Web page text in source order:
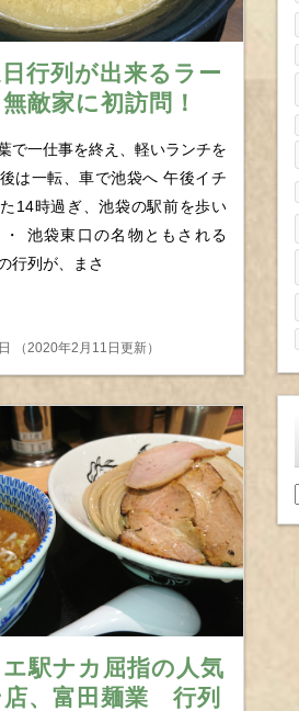
行列が出来るラー
無敵家に初訪問！
で一仕事を終え、軽いランチを
は一転、車で池袋へ 午後イチ
14時過ぎ、池袋の駅前を歩い
池袋東口の名物ともされる
行列が、まさ
（2020年2月11日更新）
駅ナカ屈指の人気
店、富田麺業 行列